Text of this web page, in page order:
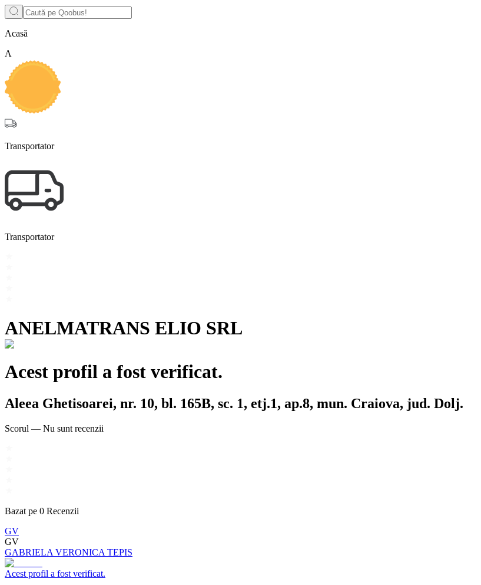
Acasă
A
Transportator
Transportator
ANELMATRANS ELIO SRL
Acest profil a fost verificat.
Aleea Ghetisoarei, nr. 10, bl. 165B, sc. 1, etj.1, ap.8, mun. Craiova, jud. Dolj.
Scorul — Nu sunt recenzii
Bazat pe 0 Recenzii
GV
GV
GABRIELA VERONICA TEPIS
Acest profil a fost verificat.